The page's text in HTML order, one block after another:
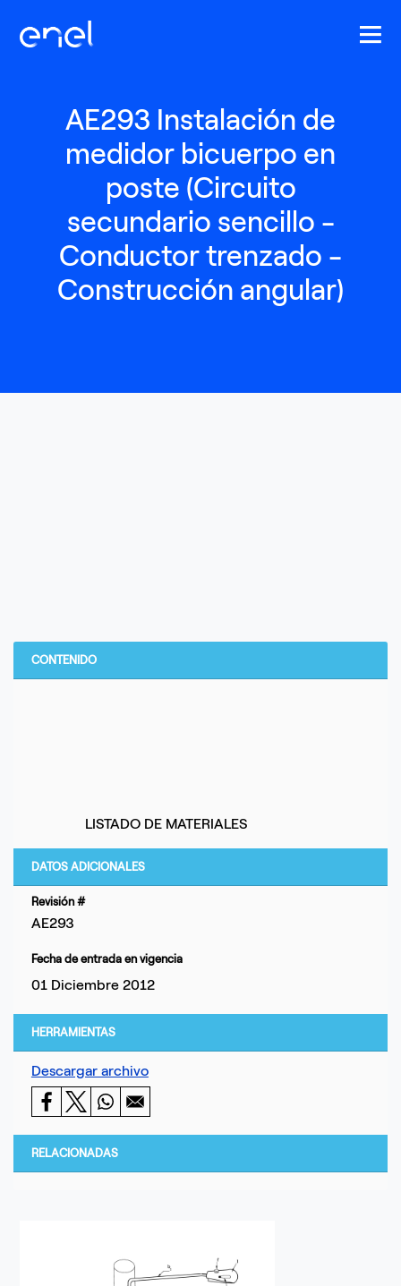
AE293 Instalación de
medidor bicuerpo en
poste (Circuito
secundario sencillo -
Conductor trenzado -
Construcción angular)
CONTENIDO
LISTADO DE MATERIALES
DATOS ADICIONALES
Revisión #
AE293
Fecha de entrada en vigencia
01 Diciembre 2012
HERRAMIENTAS
Descargar archivo
RELACIONADAS